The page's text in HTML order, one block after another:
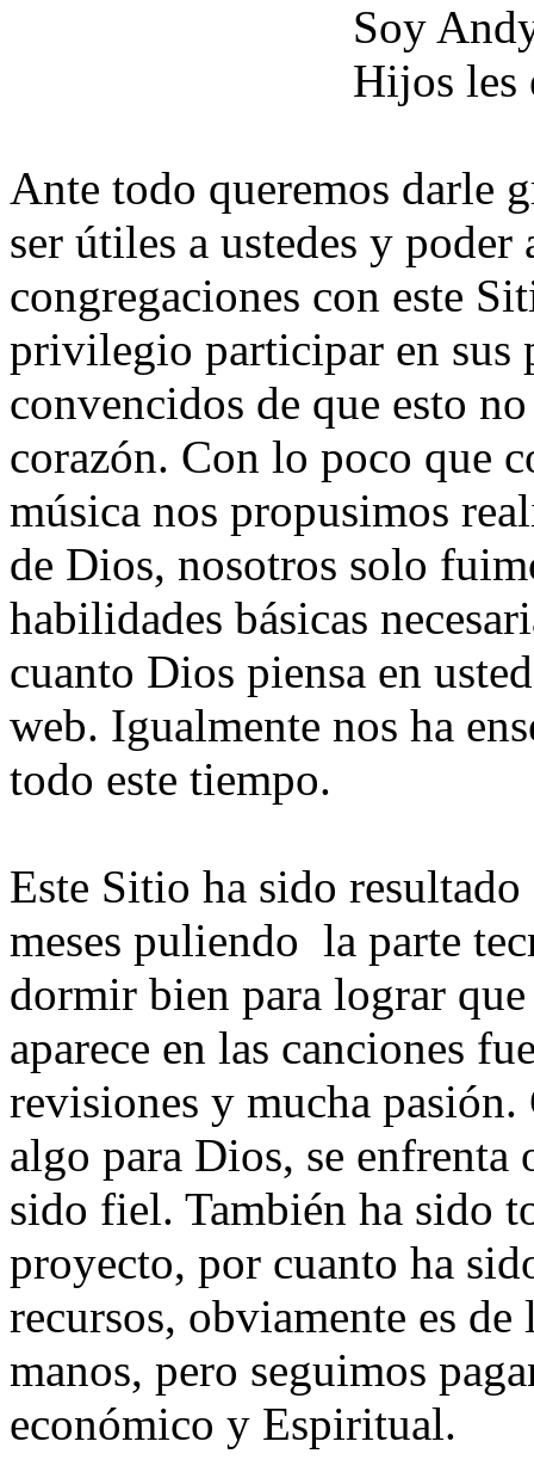
Soy
Hijos les
Ante todo queremos darle
ser útiles a ustedes y poder
congregaciones con este
privilegio participar en sus
convencidos de que esto
corazón. Con lo poco que
música nos propusimos
de Dios, nosotros solo
habilidades básicas
cuanto Dios piensa en
web. Igualmente nos ha
todo este tiempo.
Este Sitio ha sido
meses puliendo la parte
dormir bien para lograr
aparece en las canciones
revisiones y mucha pasión.
algo para Dios, se
sido fiel. También ha sido
proyecto, por cuanto ha
recursos, obviamente es
manos, pero seguimos
económico y Espiritual.